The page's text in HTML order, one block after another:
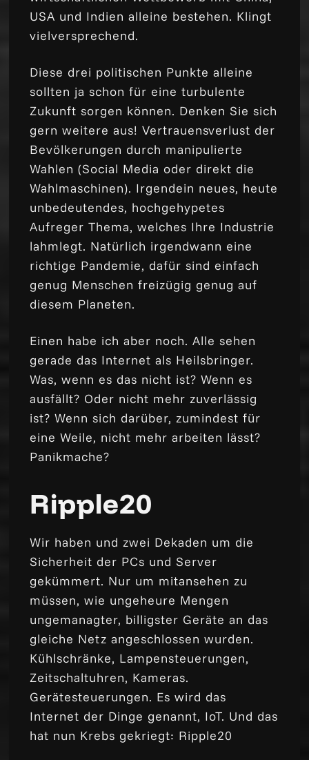
USA und Indien alleine bestehen. Klingt
vielversprechend.
Diese drei politischen Punkte alleine
sollten ja schon für eine turbulente
Zukunft sorgen können. Denken Sie sich
gern weitere aus! Vertrauensverlust der
Bevölkerungen durch manipulierte
Wahlen (Social Media oder direkt die
Wahlmaschinen). Irgendein neues, heute
unbedeutendes, hochgehypetes
Aufreger Thema, welches Ihre Industrie
lahmlegt. Natürlich irgendwann eine
richtige Pandemie, dafür sind einfach
genug Menschen freizügig genug auf
diesem Planeten.
Einen habe ich aber noch. Alle sehen
gerade das Internet als Heilsbringer.
Was, wenn es das nicht ist? Wenn es
ausfällt? Oder nicht mehr zuverlässig
ist? Wenn sich darüber, zumindest für
eine Weile, nicht mehr arbeiten lässt?
Panikmache?
Ripple20
Wir haben und zwei Dekaden um die
Sicherheit der PCs und Server
gekümmert. Nur um mitansehen zu
müssen, wie ungeheure Mengen
ungemanagter, billigster Geräte an das
gleiche Netz angeschlossen wurden.
Kühlschränke, Lampensteuerungen,
Zeitschaltuhren, Kameras.
Gerätesteuerungen. Es wird das
Internet der Dinge genannt, IoT. Und das
hat nun Krebs gekriegt: Ripple20